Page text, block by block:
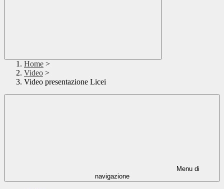
Home >
Video >
Video presentazione Licei
Menu di
navigazione